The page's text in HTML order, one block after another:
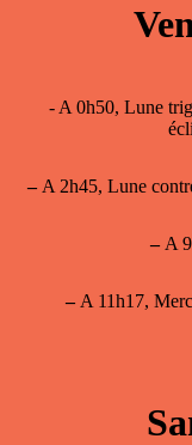
- A 0h50, Lune
–A 2h45, Lune
–A
–A 11h17,